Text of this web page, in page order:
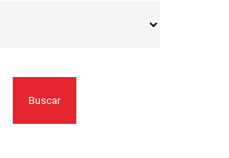
Buscar